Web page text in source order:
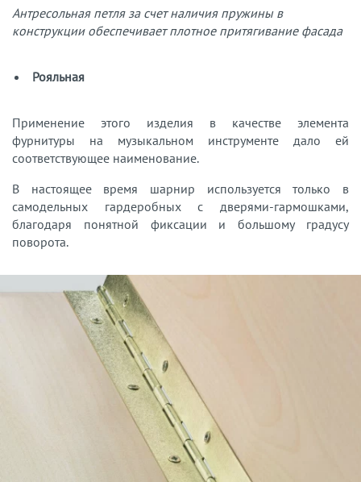
Антресольная петля за счет наличия пружины в
конструкции обеспечивает плотное притягивание фасада
Рояльная
Применение этого изделия в качестве элемента
фурнитуры на музыкальном инструменте дало ей
соответствующее наименование.
В настоящее время шарнир используется только в
самодельных гардеробных с дверями-гармошками,
благодаря понятной фиксации и большому градусу
поворота.